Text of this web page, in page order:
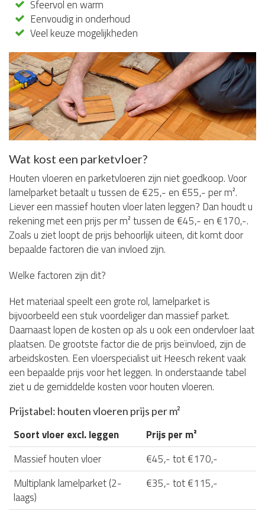
Sfeervol en warm
Eenvoudig in onderhoud
Veel keuze mogelijkheden
Wat kost een parketvloer?
Houten vloeren en parketvloeren zijn niet goedkoop. Voor
lamelparket betaalt u tussen de €25,- en €55,- per m².
Liever een massief houten vloer laten leggen? Dan houdt u
rekening met een prijs per m² tussen de €45,- en €170,-.
Zoals u ziet loopt de prijs behoorlijk uiteen, dit komt door
bepaalde factoren die van invloed zijn.
Welke factoren zijn dit?
Het materiaal speelt een grote rol, lamelparket is
bijvoorbeeld een stuk voordeliger dan massief parket.
Daarnaast lopen de kosten op als u ook een ondervloer laat
plaatsen. De grootste factor die de prijs beïnvloed, zijn de
arbeidskosten. Een vloerspecialist uit Heesch rekent vaak
een bepaalde prijs voor het leggen. In onderstaande tabel
ziet u de gemiddelde kosten voor houten vloeren.
Prijstabel: houten vloeren prijs per m²
Soort vloer excl. leggen
Prijs per m²
Massief houten vloer
€45,- tot €170,-
Multiplank lamelparket (2-
laags)
€35,- tot €115,-